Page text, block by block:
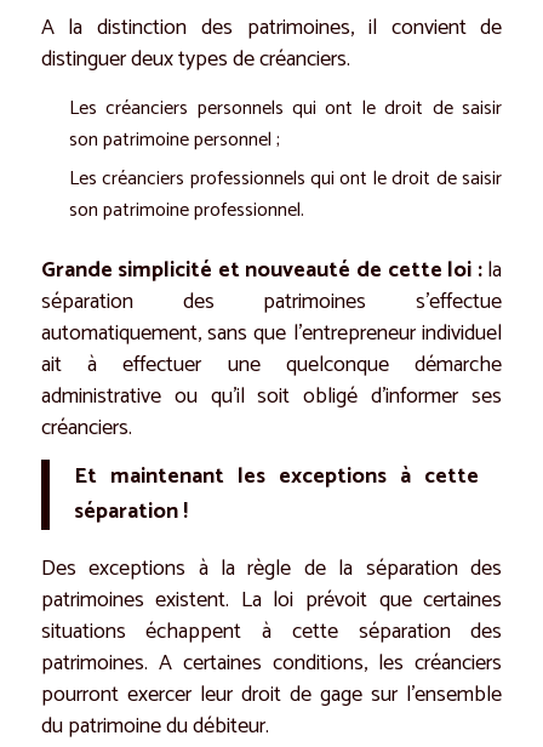
A la distinction des patrimoines, il convient de
distinguer deux types de créanciers.
Les créanciers personnels qui ont le droit de saisir
son patrimoine personnel ;
Les créanciers professionnels qui ont le droit de saisir
son patrimoine professionnel.
Grande simplicité et nouveauté de cette loi :la
séparation des patrimoines s’effectue
automatiquement, sans que l’entrepreneur individuel
ait à effectuer une quelconque démarche
administrative ou qu’il soit obligé d’informer ses
créanciers.
Et maintenant les exceptions à cette
séparation !
Des exceptions à la règle de la séparation des
patrimoines existent. La loi prévoit que certaines
situations échappent à cette séparation des
patrimoines. A certaines conditions, les créanciers
pourront exercer leur droit de gage sur l’ensemble
du patrimoine du débiteur.